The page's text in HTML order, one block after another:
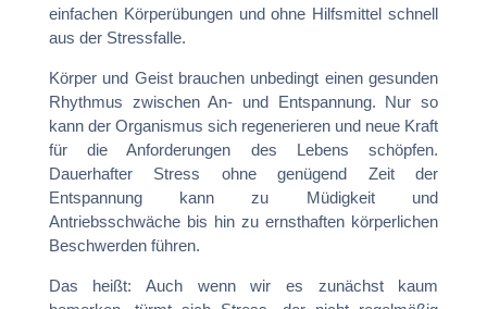
einfachen Körperübungen und ohne Hilfsmittel schnell
aus der Stressfalle.
Körper und Geist brauchen unbedingt einen gesunden
Rhythmus zwischen An- und Entspannung. Nur so
kann der Organismus sich regenerieren und neue Kraft
für die Anforderungen des Lebens schöpfen.
Dauerhafter Stress ohne genügend Zeit der
Entspannung kann zu Müdigkeit und
Antriebsschwäche bis hin zu ernsthaften körperlichen
Beschwerden führen.
Das heißt: Auch wenn wir es zunächst kaum